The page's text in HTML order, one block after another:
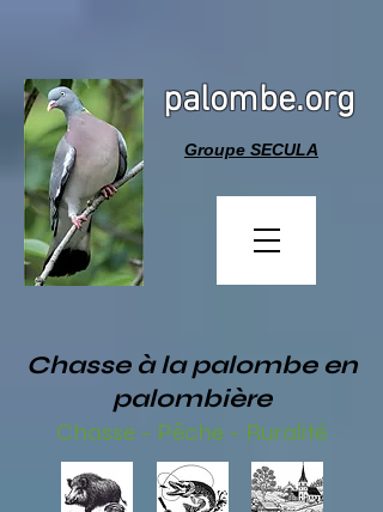
palombe.org
Groupe SECULA
Chasse à la palombe en
palombière
Chasse - Pêche - Ruralité